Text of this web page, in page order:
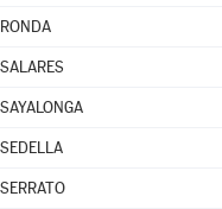
RONDA
SALARES
SAYALONGA
SEDELLA
SERRATO